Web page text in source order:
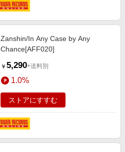
Zanshin/In Any Case by Any
Chance[AFF020]
￥ 5,290+送料別
1.0%
ストアにすすむ